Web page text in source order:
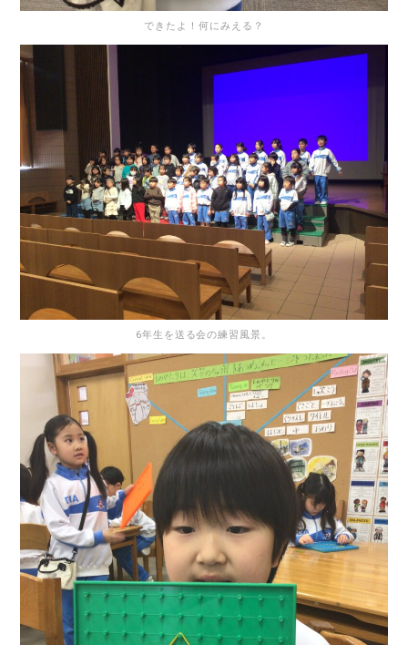
できたよ！何にみえる？
6年生を送る会の練習風景。